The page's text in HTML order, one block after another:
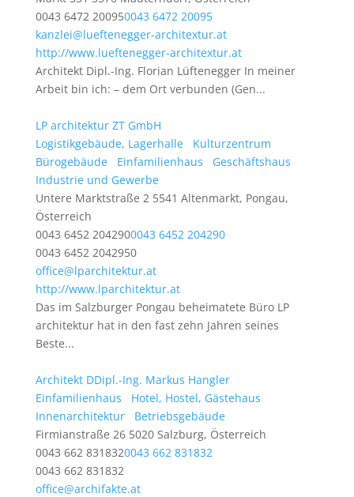
0043 6472 200950043 6472 20095
kanzlei@lueftenegger-architextur.at
http://www.lueftenegger-architextur.at
Architekt Dipl.-Ing. Florian Lüftenegger In meiner
Arbeit bin ich: – dem Ort verbunden (Gen...
LP architektur ZT GmbH
Logistikgebäude, Lagerhalle
Kulturzentrum
Bürogebäude
Einfamilienhaus
Geschäftshaus
Industrie und Gewerbe
Untere Marktstraße 2 5541 Altenmarkt, Pongau,
Österreich
0043 6452 2042900043 6452 204290
0043 6452 2042950
office@lparchitektur.at
http://www.lparchitektur.at
Das im Salzburger Pongau beheimatete Büro LP
architektur hat in den fast zehn Jahren seines
Beste...
Architekt DDipl.-Ing. Markus Hangler
Einfamilienhaus
Hotel, Hostel, Gästehaus
Innenarchitektur
Betriebsgebäude
Firmianstraße 26 5020 Salzburg, Österreich
0043 662 8318320043 662 831832
0043 662 831832
office@archifakte.at